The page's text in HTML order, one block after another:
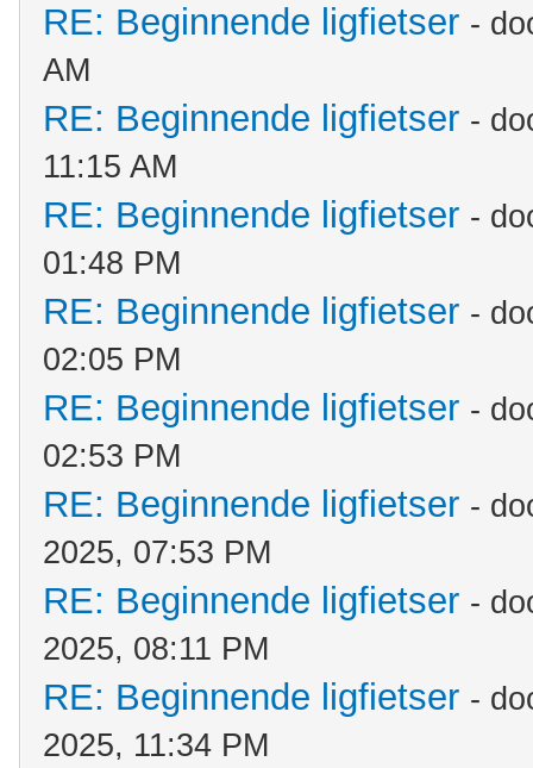
RE: Beginnende ligfietser -
AM
RE: Beginnende ligfietser -
11:15 AM
RE: Beginnende ligfietser -
01:48 PM
RE: Beginnende ligfietser -
02:05 PM
RE: Beginnende ligfietser -
02:53 PM
RE: Beginnende ligfietser -
2025, 07:53 PM
RE: Beginnende ligfietser -
2025, 08:11 PM
RE: Beginnende ligfietser -
2025, 11:34 PM